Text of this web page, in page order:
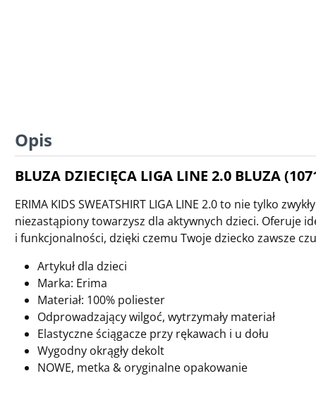
Opis
BLUZA DZIECIĘCA LIGA LINE 2.0 BLUZA
ERIMA KIDS SWEATSHIRT LIGA LINE 2.0 to nie tylko
niezastąpiony towarzysz dla aktywnych dzieci. Oferuje
i funkcjonalności, dzięki czemu Twoje dziecko zawsze
Artykuł dla dzieci
Marka: Erima
Materiał: 100% poliester
Odprowadzający wilgoć, wytrzymały materiał
Elastyczne ściągacze przy rękawach i u dołu
Wygodny okrągły dekolt
NOWE, metka & oryginalne opakowanie